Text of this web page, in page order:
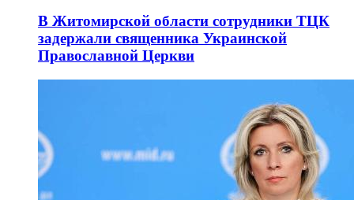
В Житомирской области сотрудники ТЦК
задержали священника Украинской
Православной Церкви